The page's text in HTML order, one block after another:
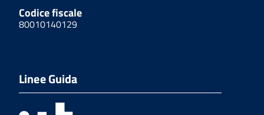
Codice fiscale
80010140129
Linee Guida